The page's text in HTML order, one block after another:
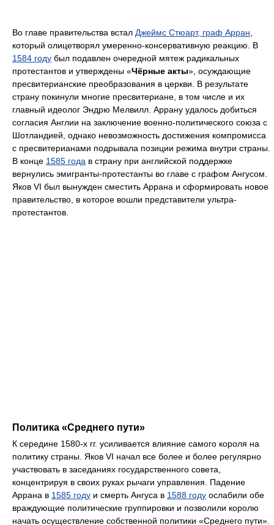
Во главе правительства встал Джеймс Стюарт, граф Арран
который олицетворял умеренно-консервативную реакцию. В
1584 году был подавлен очередной мятеж радикальных
протестантов и утверждены «Чёрные акты», осуждающие
пресвитерианские преобразования в церкви. В результате
страну покинули многие пресвитериане, в том числе и их
главный идеолог Эндрю Мелвилл. Аррану удалось добиться
согласия Англии на заключение военно-политического союза с
Шотландией, однако невозможность достижения компромисса
с пресвитерианами подрывала позиции режима внутри страны.
В конце 1585 года в страну при английской поддержке
вернулись эмигранты-протестанты во главе с графом Ангусом.
Яков VI был вынужден сместить Аррана и сформировать новое
правительство, в которое вошли представители ультра-
протестантов.
Политика «Среднего пути»
К середине 1580-х гг. усиливается влияние самого короля на
политику страны. Яков VI начал все более и более регулярно
участвовать в заседаниях государственного совета,
концентрируя в своих руках рычаги управления. Падение
Аррана в 1585 году и смерть Ангуса в 1588 году ослабили обе
враждующие политические группировки и позволили королю
начать осуществление собственной политики «Среднего пути».